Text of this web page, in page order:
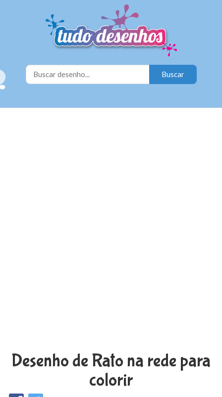
Desenho de Rato na rede para
colorir